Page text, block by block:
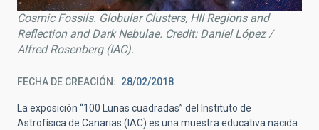
Cosmic Fossils. Globular Clusters, HII Regions and
Reflection and Dark Nebulae. Credit: Daniel López /
Alfred Rosenberg (IAC).
FECHA DE CREACIÓN 28/02/2018
La exposición “100 Lunas cuadradas” del Instituto de
Astrofísica de Canarias (IAC) es una muestra educativa nacida